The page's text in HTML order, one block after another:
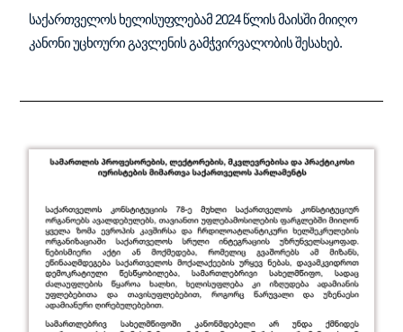
საქართველოს ხელისუფლებამ 2024 წლის მაისში მიიღო
კანონი უცხოური გავლენის გამჭვირვალობის შესახებ.